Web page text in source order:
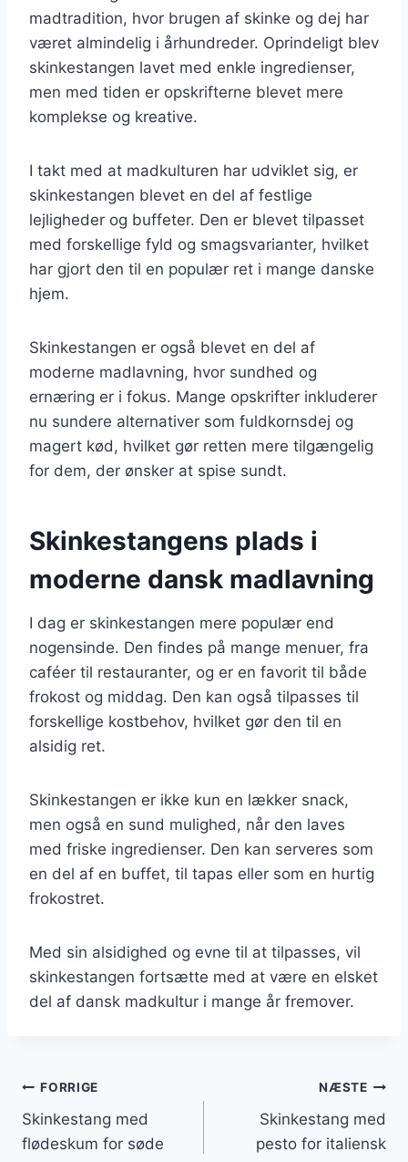
madtradition, hvor brugen af skinke og dej har
været almindelig i århundreder. Oprindeligt blev
skinkestangen lavet med enkle ingredienser,
men med tiden er opskrifterne blevet mere
komplekse og kreative.
I takt med at madkulturen har udviklet sig, er
skinkestangen blevet en del af festlige
lejligheder og buffeter. Den er blevet tilpasset
med forskellige fyld og smagsvarianter, hvilket
har gjort den til en populær ret i mange danske
hjem.
Skinkestangen er også blevet en del af
moderne madlavning, hvor sundhed og
ernæring er i fokus. Mange opskrifter inkluderer
nu sundere alternativer som fuldkornsdej og
magert kød, hvilket gør retten mere tilgængelig
for dem, der ønsker at spise sundt.
Skinkestangens plads i
moderne dansk madlavning
I dag er skinkestangen mere populær end
nogensinde. Den findes på mange menuer, fra
caféer til restauranter, og er en favorit til både
frokost og middag. Den kan også tilpasses til
forskellige kostbehov, hvilket gør den til en
alsidig ret.
Skinkestangen er ikke kun en lækker snack,
men også en sund mulighed, når den laves
med friske ingredienser. Den kan serveres som
en del af en buffet, til tapas eller som en hurtig
frokostret.
Med sin alsidighed og evne til at tilpasses, vil
skinkestangen fortsætte med at være en elsket
del af dansk madkultur i mange år fremover.
Indlægsnavigation
FORRIGE
Skinkestang med
flødeskum for søde
NÆSTE
Skinkestang med
pesto for italiensk